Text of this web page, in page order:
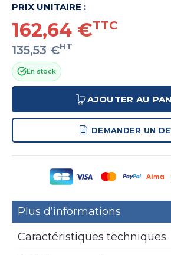
PRIX UNITAIRE :
162,64 €TTC
135,53 €HT
En stock
AJOUTER AU
DEMANDER UN
Plus d’informations
Caractéristiques techniques